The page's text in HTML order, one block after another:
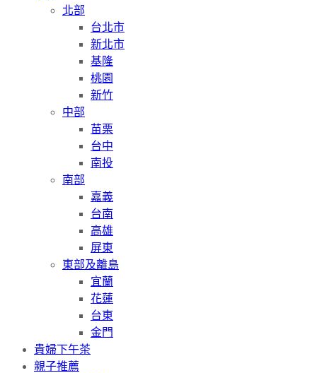
北部
台北市
新北市
基隆
桃園
新竹
中部
苗栗
台中
南投
南部
嘉義
台南
高雄
屏東
東部及離島
宜蘭
花蓮
台東
金門
貴婦下午茶
親子推薦